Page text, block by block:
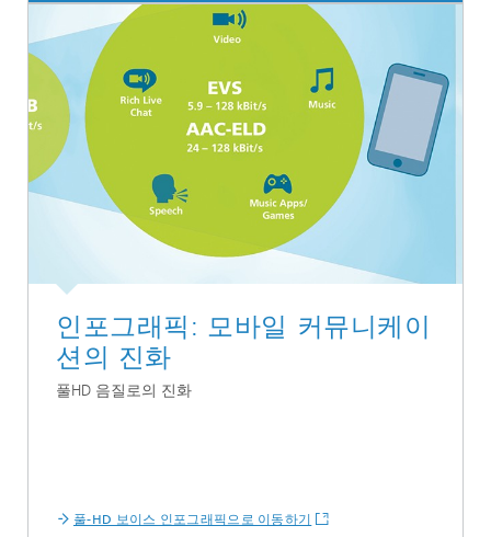
인포그래픽: 모바일 커뮤니케이
션의 진화
풀HD 음질로의 진화
풀-HD 보이스 인포그래픽으로 이동하기